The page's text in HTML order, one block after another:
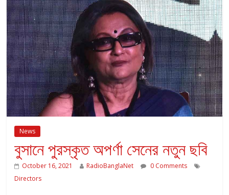
News
বুসানে পুরস্কৃত অপর্ণা সেনের নতুন ছবি
October 16, 2021 RadioBanglaNet
0 Comments
Directors